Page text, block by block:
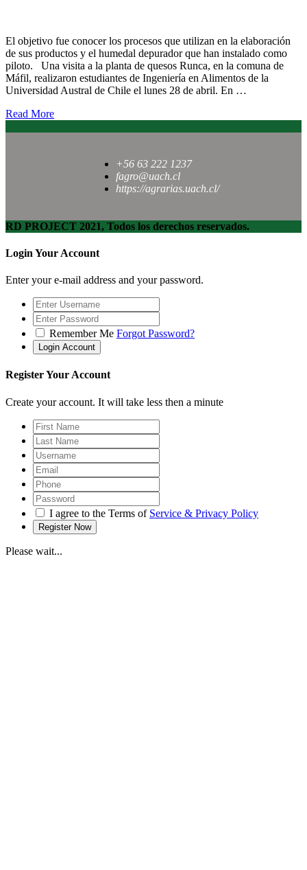
El objetivo fue conocer los procesos que utilizan en la elaboración
de sus productos y el humedal depurador que han instalado como
piloto. Una visita a la planta de quesos Runca, en la comuna de
Máfil, realizaron estudiantes de Ingeniería en Alimentos de la
Universidad Austral de Chile el lunes 28 de abril. En …
Read More
+56 63 222 1237
fagro@uach.cl
https://agrarias.uach.cl/
RD PROJECT 2021, Todos los derechos reservados.
Login Your Account
Enter your e-mail address and your password.
Remember Me Forgot Password?
Register Your Account
Create your account. It will take less then a minute
I agree to the Terms of Service & Privacy Policy
Please wait...